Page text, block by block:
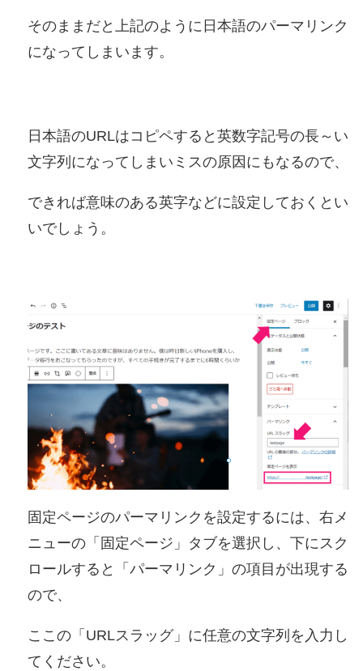
そのままだと上記のように日本語のパーマリンク
になってしまいます。
日本語のURLはコピペすると英数字記号の長～い
文字列になってしまいミスの原因にもなるので、
できれば意味のある英字などに設定しておくとい
いでしょう。
固定ページのパーマリンクを設定するには、右メ
ニューの「固定ページ」タブを選択し、下にスク
ロールすると「パーマリンク」の項目が出現する
ので、
ここの「URLスラッグ」に任意の文字列を入力し
てください。